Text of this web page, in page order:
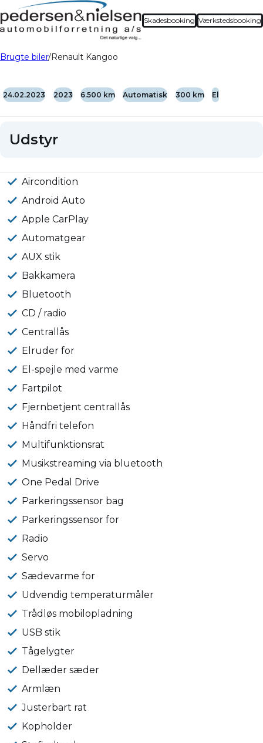
Skadesbooking Værkstedsbooking
Brugte biler Renault Kangoo
24.02.2023 2023 6.500 km Automatisk 300 km El
Udstyr
Aircondition
Android Auto
Apple CarPlay
Automatgear
AUX stik
Bakkamera
Bluetooth
CD / radio
Centrallås
Elruder for
El-spejle med varme
Fartpilot
Fjernbetjent centrallås
Håndfri telefon
Multifunktionsrat
Musikstreaming via bluetooth
One Pedal Drive
Parkeringssensor bag
Parkeringssensor for
Radio
Servo
Sædevarme for
Udvendig temperaturmåler
Trådløs mobilopladning
USB stik
Tågelygter
Dellæder sæder
Armlæn
Justerbart rat
Kopholder